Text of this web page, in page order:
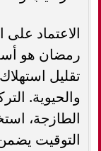
الاعتماد على
رمضان هو
تقليل
والحيوية.
الطازجة،
التوقيت